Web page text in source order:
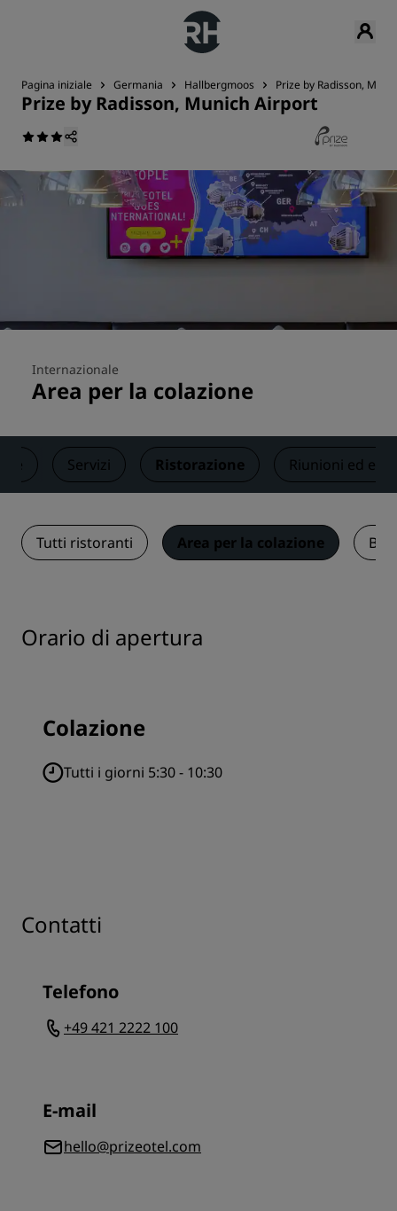
Pagina iniziale Germania Hallbergmoos Prize by Radisson,
Prize by Radisson, Munich Airport
Internazionale
Area per la colazione
Servizi Ristorazione Riunioni ed
Tutti ristoranti Area per la colazione Bar
Orario di apertura
Colazione
Tutti i giorni 5:30 - 10:30
Contatti
Telefono
+49 421 2222 100
E-mail
hello@prizeotel.com